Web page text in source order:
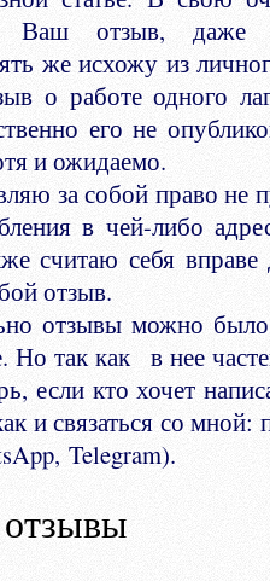
Ваш отзыв,
же исхожу из
о работе одного
его не
и ожидаемо.
за собой право не
в чей-либо
считаю себя вправе
отзыв.
можно было
Но так как в нее
если кто хочет
и связаться со мной:
Telegram).